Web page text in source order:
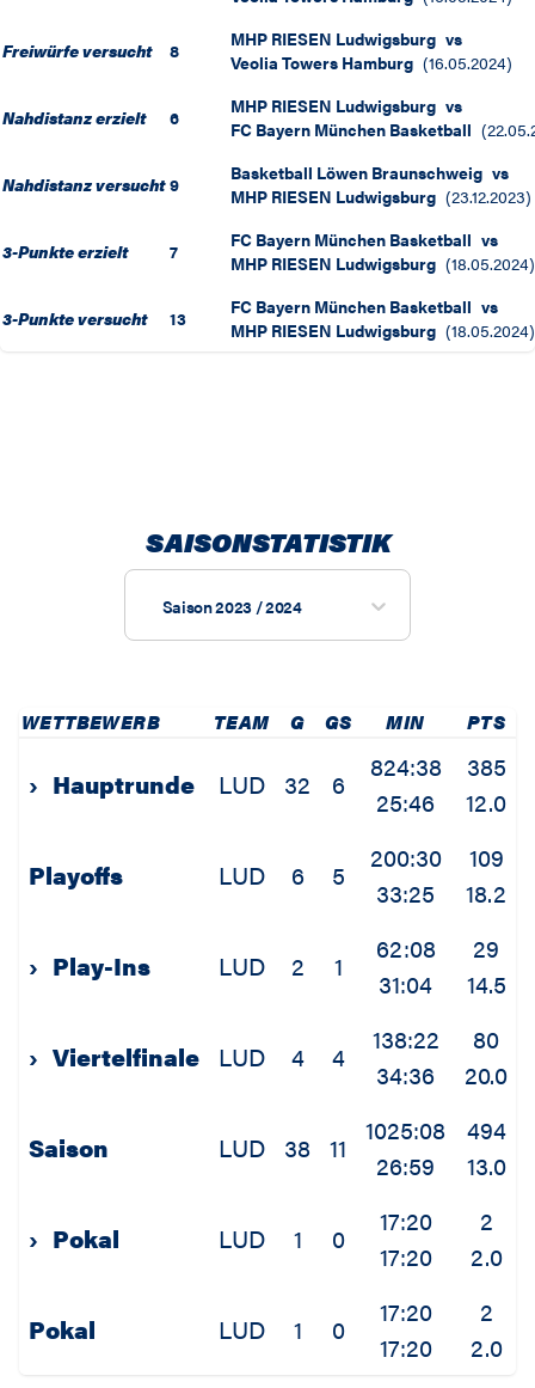
Freiwürfe versucht 8 MHP RIESEN Ludwigsburg vs
Veolia Towers Hamburg (16.05.2024)
Nahdistanz erzielt 6 MHP RIESEN Ludwigsburg vs
FC Bayern München Basketball (
Nahdistanz versucht 9 Basketball Löwen Braunschweig vs
MHP RIESEN Ludwigsburg (23.12.2023)
3-Punkte erzielt 7 FC Bayern München Basketball vs
MHP RIESEN Ludwigsburg (18.05.2024)
3-Punkte versucht 13 FC Bayern München Basketball vs
MHP RIESEN Ludwigsburg (18.05.2024)
SAISONSTATISTIK
Saison 2023 / 2024
WETTBEWERB TEAM G GS MIN PTS
› Hauptrunde LUD 32 6
824:38
25:46
385
12.0
Playoffs LUD 6 5
200:30
33:25
109
18.2
› Play-Ins LUD 2 1
62:08
31:04
29
14.5
› Viertelfinale LUD 4 4
138:22
34:36
80
20.0
Saison LUD 38 11
1025:08
26:59
494
13.0
› Pokal LUD 1 0
17:20
17:20
2
2.0
Pokal LUD 1 0
17:20
17:20
2
2.0